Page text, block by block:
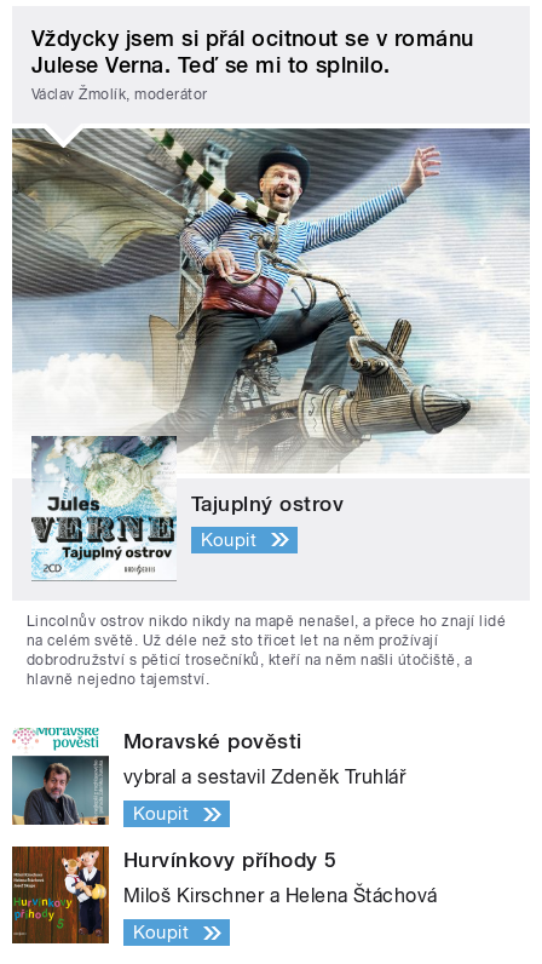
Vždycky jsem si přál ocitnout se v románu
Julese Verna. Teď se mi to splnilo.
Václav Žmolík, moderátor
Tajuplný ostrov
Koupit
Lincolnův ostrov nikdo nikdy na mapě nenašel, a přece ho znají lidé
na celém světě. Už déle než sto třicet let na něm prožívají
dobrodružství s pěticí trosečníků, kteří na něm našli útočiště, a
hlavně nejedno tajemství.
Moravské pověsti
vybral a sestavil Zdeněk Truhlář
Koupit
Hurvínkovy příhody 5
Miloš Kirschner a Helena Štáchová
Koupit